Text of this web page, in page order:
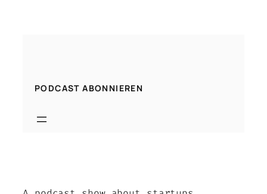
PODCAST ABONNIEREN